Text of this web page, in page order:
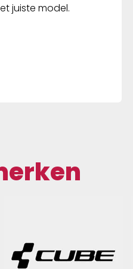
juiste model.